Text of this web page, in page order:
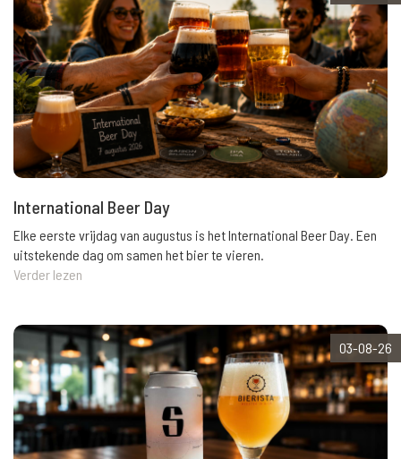
International Beer Day
Elke eerste vrijdag van augustus is het International Beer Day. Een
uitstekende dag om samen het bier te vieren.
Verder lezen
03-08-26